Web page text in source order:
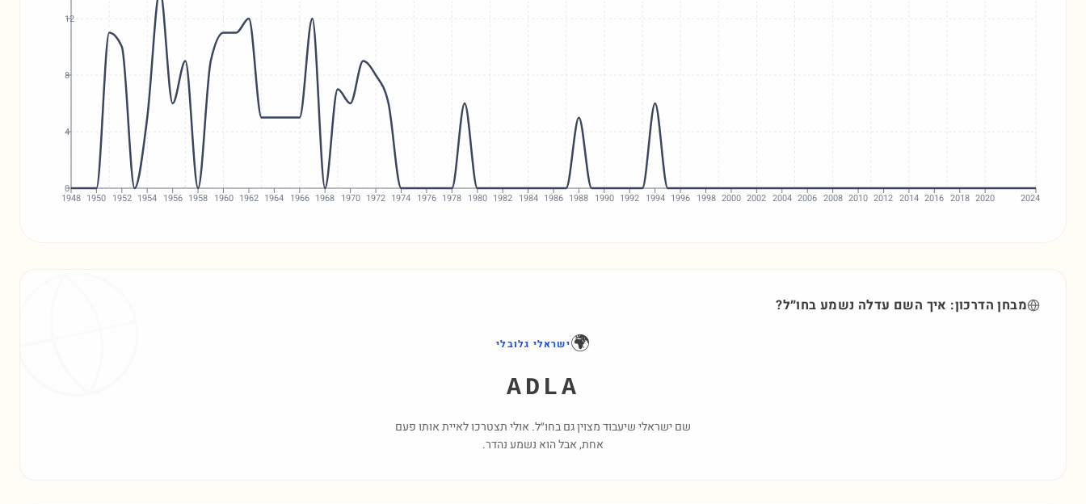
1948 1950 1952 1954 1956 1958 1960 1962 1964 1966 1968 1970 1972 1974 1976 1978 1980 1982 1984 1986 1988 1990 1992 1994 1996 1998 2000 2002 2004 2006 2008 2010 2012 2014 2016 2018 2020 2024
0
4
8
12
מבחן הדרכון: איך השם עדלה נשמע בחו״ל?
🌍ישראלי גלובלי
ADLA
שם ישראלי שיעבוד מצוין גם בחו״ל. אולי תצטרכו לאיית אותו פעם
אחת, אבל הוא נשמע נהדר.